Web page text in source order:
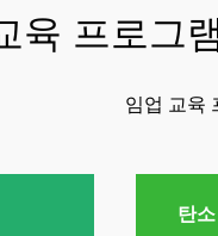
육 프로그
임업 교육
탄